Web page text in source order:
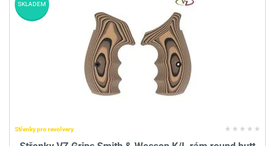
Střenky pro revolvery
SKLADEM